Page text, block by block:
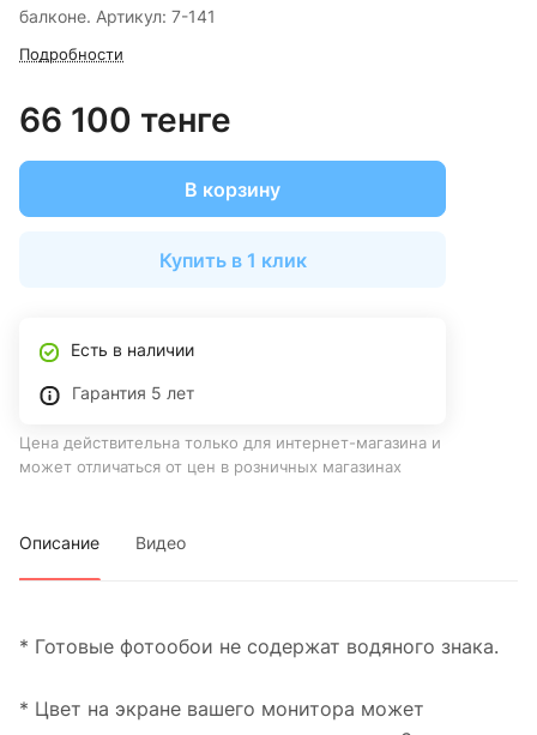
балконе. Артикул: 7-141
Подробности
66 100 тенге
В корзину
Купить в 1 клик
Есть в наличии
Гарантия 5 лет
Цена действительна только для интернет-магазина и
может отличаться от цен в розничных магазинах
Описание Видео
* Готовые фотообои не содержат водяного знака.
* Цвет на экране вашего монитора может